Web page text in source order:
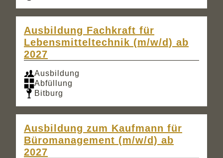
Ausbildung Fachkraft für
Lebensmitteltechnik (m/w/d) ab
2027
Ausbildung
Abfüllung
Bitburg
Ausbildung zum Kaufmann für
Büromanagement (m/w/d) ab
2027